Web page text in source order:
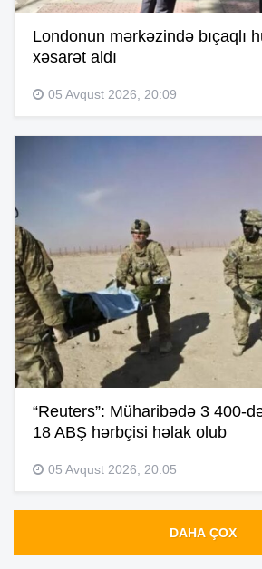
Londonun mərkəzində bıçaqlı
xəsarət aldı
05 Avqust 2026, 20:09
“Reuters”: Müharibədə 3 400-
18 ABŞ hərbçisi həlak olub
05 Avqust 2026, 20:05
DAHA ÇOX